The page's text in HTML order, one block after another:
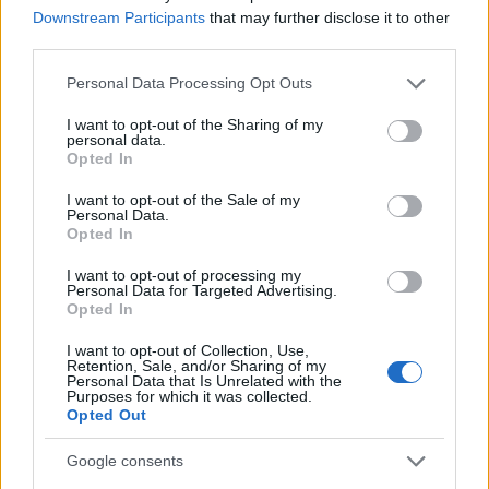
Downstream Participants that may further disclose it to other
Please note that this website/app uses one or more Google
not limited to your visit or usage behaviour. You may click to
grant or deny consent to Google and its third-party tags to
use your data for below specified purposes in below Google
consent section.
Personal Data Processing Opt Outs
I want to opt-out of the Sharing of my
personal data.
Opted In
I want to opt-out of the Sale of my
Personal Data.
Opted In
I want to opt-out of processing my
Personal Data for Targeted Advertising.
Opted In
I want to opt-out of Collection, Use,
Retention, Sale, and/or Sharing of my
Personal Data that Is Unrelated with the
Purposes for which it was collected.
Opted Out
Google consents
το πρώτο ίδρυμα για την ενίσχυση των
δικαιωμάτων των ζώων. Ακόμη και η βασιλική
οικογένεια της χώρας είχε σκύλους ως κατοικίδια.
Όμως, η Ισλαμική Επανάσταση, που οδήγησε στην
πολλές πτυχές της ζωής των Ιρανών και των
κατοικίδιων τους. Στα μάτια του νέου καθεστώτος,
οι σκύλοι έγιναν σύμβολο της «δυτικοποίησης»
που ήθελαν να περιορίσουν.
«Δεν υπάρχει συγκεκριμένος κανονισμός για την
κατοχή σκύλων. Οι αστυνομικές δυνάμεις
συλλαμβάνουν τους ανθρώπους γιατί βγάζουν
βόλτα τα ζώα ή ακόμη και επειδή τα έχουν στο
αυτοκίνητο, με βάση τη δική τους ερμηνεία για το